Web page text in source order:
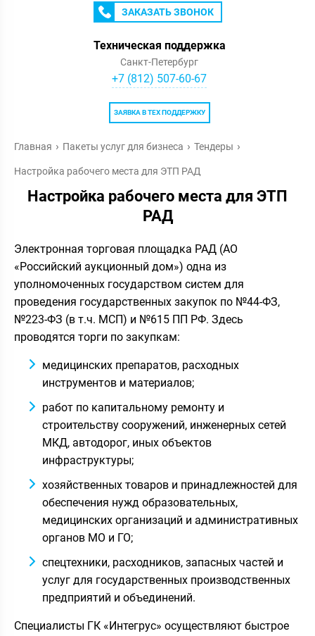
ЗАКАЗАТЬ ЗВОНОК
Техническая поддержка
Санкт-Петербург
+7 (812) 507-60-67
ЗАЯВКА В ТЕХ ПОДДЕРЖКУ
Главная Пакеты услуг для бизнеса Тендеры
Настройка рабочего места для ЭТП РАД
Настройка рабочего места для ЭТП
РАД
Электронная торговая площадка РАД (АО
«Российский аукционный дом») одна из
уполномоченных государством систем для
проведения государственных закупок по №44-ФЗ,
№223-ФЗ (в т.ч. МСП) и №615 ПП РФ. Здесь
проводятся торги по закупкам:
медицинских препаратов, расходных
инструментов и материалов;
работ по капитальному ремонту и
строительству сооружений, инженерных сетей
МКД, автодорог, иных объектов
инфраструктуры;
хозяйственных товаров и принадлежностей для
обеспечения нужд образовательных,
медицинских организаций и административных
органов МО и ГО;
спецтехники, расходников, запасных частей и
услуг для государственных производственных
предприятий и объединений.
Специалисты ГК «Интегрус» осуществляют быстрое